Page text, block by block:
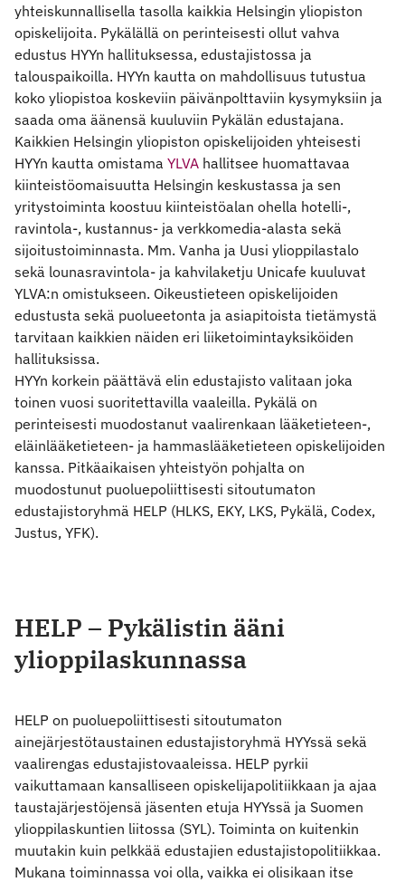
yhteiskunnallisella tasolla kaikkia Helsingin yliopiston
opiskelijoita. Pykälällä on perinteisesti ollut vahva
edustus HYYn hallituksessa, edustajistossa ja
talouspaikoilla. HYYn kautta on mahdollisuus tutustua
koko yliopistoa koskeviin päivänpolttaviin kysymyksiin ja
saada oma äänensä kuuluviin Pykälän edustajana.
Kaikkien Helsingin yliopiston opiskelijoiden yhteisesti
HYYn kautta omistama YLVA hallitsee huomattavaa
kiinteistöomaisuutta Helsingin keskustassa ja sen
yritystoiminta koostuu kiinteistöalan ohella hotelli-,
ravintola-, kustannus- ja verkkomedia-alasta sekä
sijoitustoiminnasta. Mm. Vanha ja Uusi ylioppilastalo
sekä lounasravintola- ja kahvilaketju Unicafe kuuluvat
YLVA:n omistukseen. Oikeustieteen opiskelijoiden
edustusta sekä puolueetonta ja asiapitoista tietämystä
tarvitaan kaikkien näiden eri liiketoimintayksiköiden
hallituksissa.
HYYn korkein päättävä elin edustajisto valitaan joka
toinen vuosi suoritettavilla vaaleilla. Pykälä on
perinteisesti muodostanut vaalirenkaan lääketieteen-,
eläinlääketieteen- ja hammaslääketieteen opiskelijoiden
kanssa. Pitkäaikaisen yhteistyön pohjalta on
muodostunut puoluepoliittisesti sitoutumaton
edustajistoryhmä HELP (HLKS, EKY, LKS, Pykälä, Codex,
Justus, YFK).
HELP – Pykälistin ääni
ylioppilaskunnassa
HELP on puoluepoliittisesti sitoutumaton
ainejärjestötaustainen edustajistoryhmä HYYssä sekä
vaalirengas edustajistovaaleissa. HELP pyrkii
vaikuttamaan kansalliseen opiskelijapolitiikkaan ja ajaa
taustajärjestöjensä jäsenten etuja HYYssä ja Suomen
ylioppilaskuntien liitossa (SYL). Toiminta on kuitenkin
muutakin kuin pelkkää edustajien edustajistopolitiikkaa.
Mukana toiminnassa voi olla, vaikka ei olisikaan itse